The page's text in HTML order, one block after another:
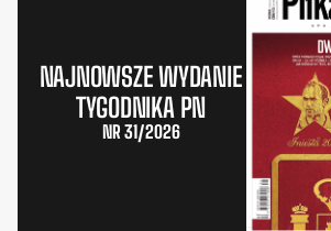
NAJNOWSZE WYDANIE
TYGODNIKA PN
NR 31/2026